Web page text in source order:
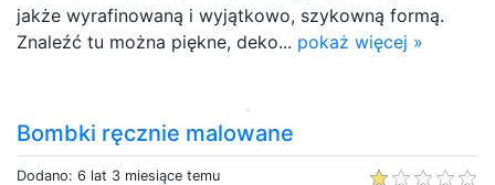
jakże wyrafinowaną i wyjątkowo, szykowną formą.
Znaleźć tu można piękne, deko... pokaż więcej »
Bombki ręcznie malowane
Dodano: 6 lat 3 miesiące temu